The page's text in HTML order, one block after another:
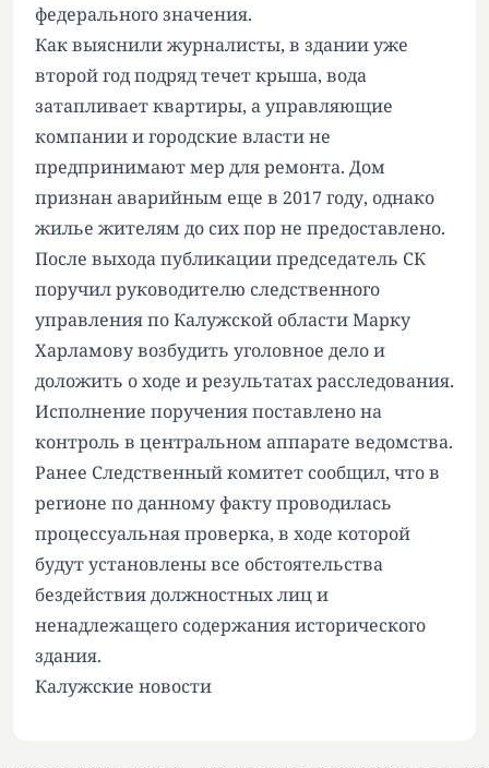
федерального значения.
Как выяснили журналисты, в здании уже
второй год подряд течет крыша, вода
затапливает квартиры, а управляющие
компании и городские власти не
предпринимают мер для ремонта. Дом
признан аварийным еще в 2017 году, однако
жилье жителям до сих пор не предоставлено.
После выхода публикации председатель СК
поручил руководителю следственного
управления по Калужской области Марку
Харламову возбудить уголовное дело и
доложить о ходе и результатах расследования.
Исполнение поручения поставлено на
контроль в центральном аппарате ведомства.
Ранее Следственный комитет сообщил, что в
регионе по данному факту проводилась
процессуальная проверка, в ходе которой
будут установлены все обстоятельства
бездействия должностных лиц и
ненадлежащего содержания исторического
здания.
Калужские новости